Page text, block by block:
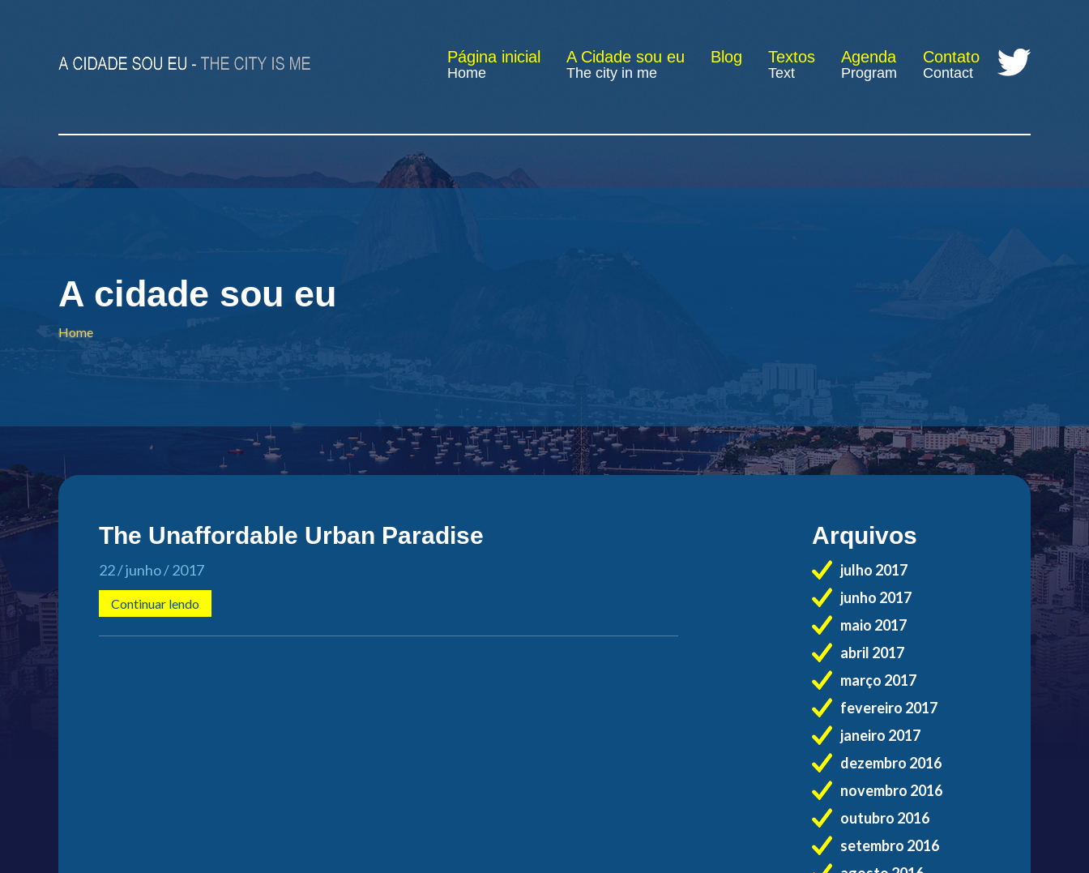
Página inicial
Home
A Cidade sou eu
The city in me
Blog Textos
Text
Agenda
Program
Contato
Contact
A cidade sou eu
Home
The Unaffordable Urban Paradise
22 / junho / 2017
Continuar lendo
Arquivos
julho 2017
junho 2017
maio 2017
abril 2017
março 2017
fevereiro 2017
janeiro 2017
dezembro 2016
novembro 2016
outubro 2016
setembro 2016